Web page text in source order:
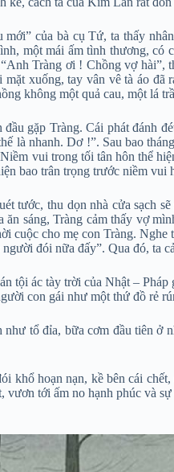
của bà cụ Tứ, ta thấy
một mái ấm tình thương,
Tràng ơi ! Chồng vợ
xuống, tay vân vê tà áo
không một quả cau, một lá
gặp Tràng. Cái phát
là nhanh. Dơ !”. Sau bao
vui trong tối tân hôn thể
bao trân trọng trước niềm vui
tước, thu dọn nhà cửa sạch
sáng, Tràng cảm thấy vợ
cuộc cho mẹ con Tràng.
đói nữa đấy”. Qua đó, ta
tội ác tày trời của Nhật –
con gái như một thứ đồ rẻ
tổ đỉa, bữa cơm đầu tiên
hoạn nạn, kề bên cái
vươn tới ấm no hạnh phúc